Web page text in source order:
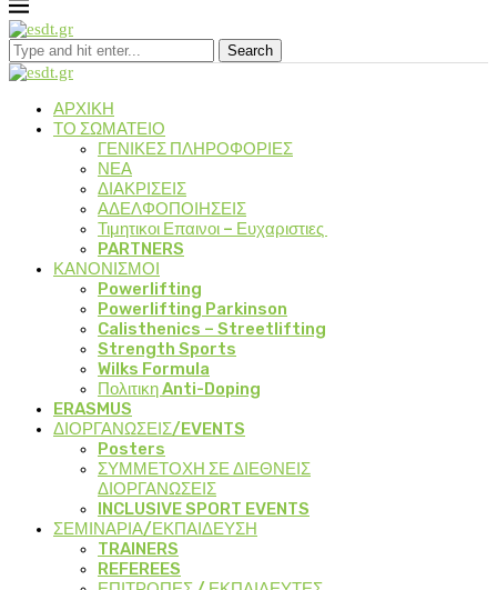
Search
ΑΡΧΙΚΗ
ΤΟ ΣΩΜΑΤΕΙΟ
ΓΕΝΙΚΕΣ ΠΛΗΡΟΦΟΡΙΕΣ
ΝΕΑ
ΔΙΑΚΡΙΣΕΙΣ
ΑΔΕΛΦΟΠΟΙΗΣΕΙΣ
Τιμητικοι Επαινοι – Ευχαριστιες
PARTNERS
ΚΑΝΟΝΙΣΜΟΙ
Powerlifting
Powerlifting Parkinson
Calisthenics – Streetlifting
Strength Sports
Wilks Formula
Πολιτικη Anti-Doping
ERASMUS
ΔΙΟΡΓΑΝΩΣΕΙΣ/EVENTS
Posters
ΣΥΜΜΕΤΟΧΗ ΣΕ ΔΙΕΘΝΕΙΣ
ΔΙΟΡΓΑΝΩΣΕΙΣ
INCLUSIVE SPORT EVENTS
ΣΕΜΙΝΑΡΙΑ/ΕΚΠΑΙΔΕΥΣΗ
TRAINERS
REFEREES